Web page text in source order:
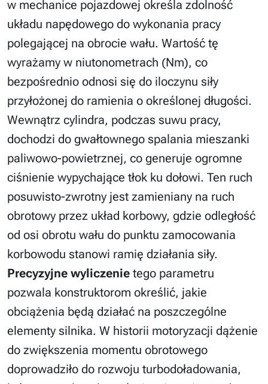
w mechanice pojazdowej określa zdolność
układu napędowego do wykonania pracy
polegającej na obrocie wału. Wartość tę
wyrażamy w niutonometrach (Nm), co
bezpośrednio odnosi się do iloczynu siły
przyłożonej do ramienia o określonej długości.
Wewnątrz cylindra, podczas suwu pracy,
dochodzi do gwałtownego spalania mieszanki
paliwowo-powietrznej, co generuje ogromne
ciśnienie wypychające tłok ku dołowi. Ten ruch
posuwisto-zwrotny jest zamieniany na ruch
obrotowy przez układ korbowy, gdzie odległość
od osi obrotu wału do punktu zamocowania
korbowodu stanowi ramię działania siły.
Precyzyjne wyliczenie tego parametru
pozwala konstruktorom określić, jakie
obciążenia będą działać na poszczególne
elementy silnika. W historii motoryzacji dążenie
do zwiększenia momentu obrotowego
doprowadziło do rozwoju turbodoładowania,